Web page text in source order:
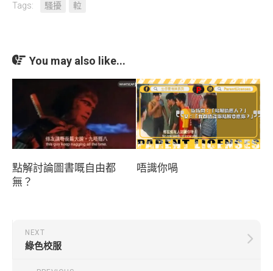
Tags: 騷擾 𨋢
You may also like...
點解討論圖書嘅自由都
無？
唔識你喎
NEXT
綠色校服